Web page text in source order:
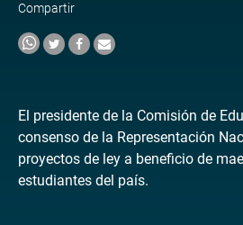
Compartir
El presidente de la Comisión de
consenso de la Representación
proyectos de ley a beneficio de
estudiantes del país.